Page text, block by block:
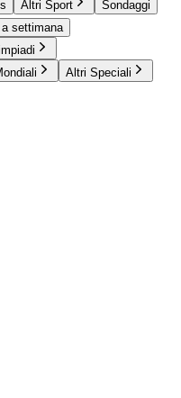
Altri Sport
Sondaggi
settimana
Altri Speciali